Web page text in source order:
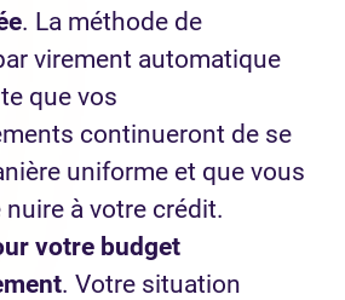
. La méthode de
virement automatique
que vos
continueront de se
uniforme et que vous
nuire à votre crédit.
votre budget
. Votre situation